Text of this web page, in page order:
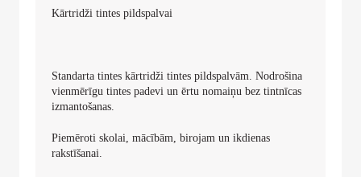
Kārtridži tintes pildspalvai
Standarta tintes kārtridži tintes pildspalvām. Nodrošina
vienmērīgu tintes padevi un ērtu nomaiņu bez tintnīcas
izmantošanas.
Piemēroti skolai, mācībām, birojam un ikdienas
rakstīšanai.